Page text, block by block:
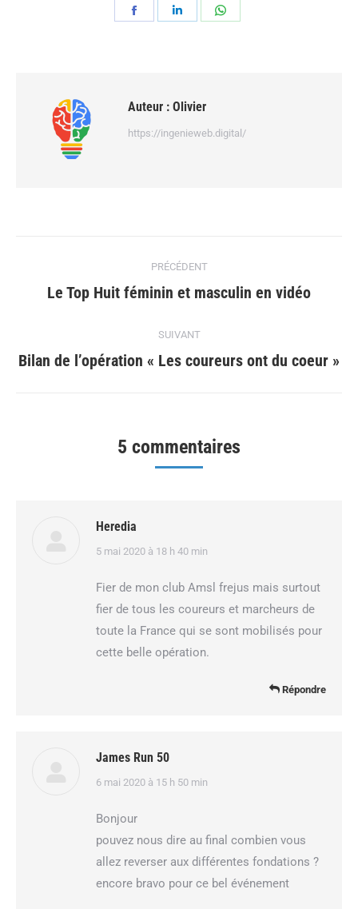
Partager Partager
Auteur : Olivier
https://ingenieweb.digital/
article
PRÉCÉDENT
Article
:
Le Top Huit féminin et masculin en vidéo
SUIVANT
Article
Bilan de l’opération « Les coureurs ont du coeur »
5 commentaires
Heredia
dit
5 mai 2020 à 18 h 40 min
Fier de mon club Amsl frejus mais surtout
fier de tous les coureurs et marcheurs de
toute la France qui se sont mobilisés pour
cette belle opération.
Répondre
James Run 50
dit
6 mai 2020 à 15 h 50 min
Bonjour
pouvez nous dire au final combien vous
allez reverser aux différentes fondations ?
encore bravo pour ce bel événement